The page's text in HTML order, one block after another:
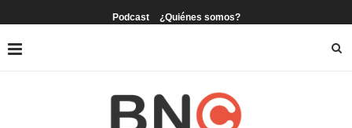
Podcast ¿Quiénes somos?